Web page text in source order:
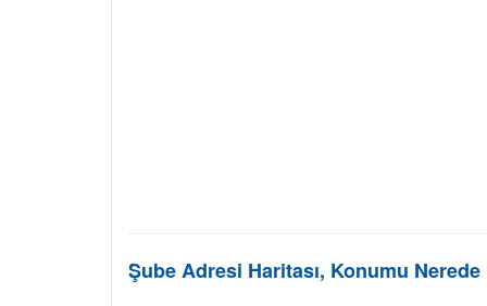
Şube Adresi Haritası, Konumu Nerede